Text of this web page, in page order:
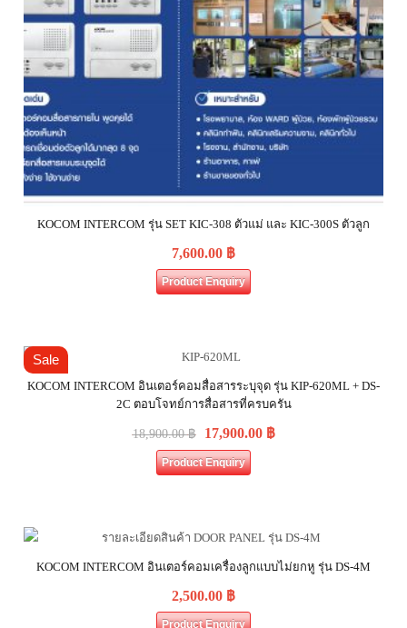
KOCOM INTERCOM รุ่น SET KIC-308 ตัวแม่ และ KIC-300S ตัวลูก
7,600.00 ฿
Product Enquiry
Sale
KOCOM INTERCOM อินเตอร์คอมสื่อสารระบุจุด รุ่น KIP-620ML + DS-
2C ตอบโจทย์การสื่อสารที่ครบครัน
18,900.00฿ 17,900.00 ฿
Product Enquiry
KOCOM INTERCOM อินเตอร์คอมเครื่องลูกแบบไม่ยกหู รุ่น DS-4M
2,500.00 ฿
Product Enquiry